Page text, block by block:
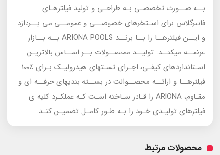
بــه صــورت تخصصـی بـه طراحـی و تولید فیلترهـای
فایبرگلاس برای اسـتخرهای خصوصــی و عمومــی می پــردازد
و ایــن فیلترهــا را بــا برنــد ARIONA POOLS بــه بــازار
عرضــه میکنــد. تولیــد محصــولات بــر اســاس بالاتریـن
اسـتانداردهای کیفـی، اجـرای تسـتهای هیدرولیـک بـرای ٪100
فیلترهــا و ارائــه محصــوالت در بســته بندیهای حرفــه ای و
مقـاوم، ARIONA را قـادر سـاخته اسـت کـه عملکـرد کلیه ی
فیلترهای تولیـدی خـود را بـه طـور کامـل تضمیـن کنـد.
محصولات مرتبط